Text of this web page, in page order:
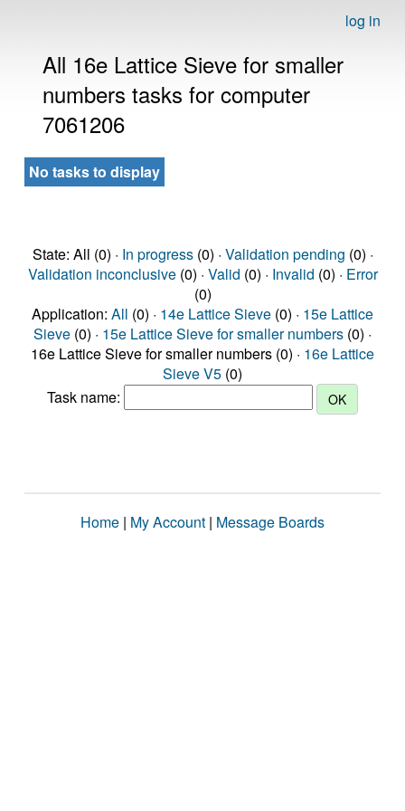
log in
All 16e Lattice Sieve for smaller
numbers tasks for computer
7061206
No tasks to display
State: All (0) · In progress(0) · Validation pending (0) ·
Validation inconclusive(0) · Valid (0) · Invalid (0) · Error
(0)
Application: All (0) · 14e Lattice Sieve (0) · 15e Lattice
Sieve (0) · 15e Lattice Sieve for smaller numbers (0) ·
16e Lattice Sieve for smaller numbers (0) · 16e Lattice
Sieve V5 (0)
Task name:
Home | My Account | Message Boards